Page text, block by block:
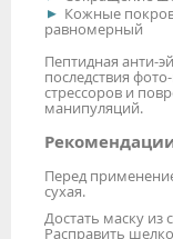
Кожные
равномерный
Пептидная анти-
последствия
стрессоров и
манипуляций.
Перед
сухая.
Достать маску из
Расправить